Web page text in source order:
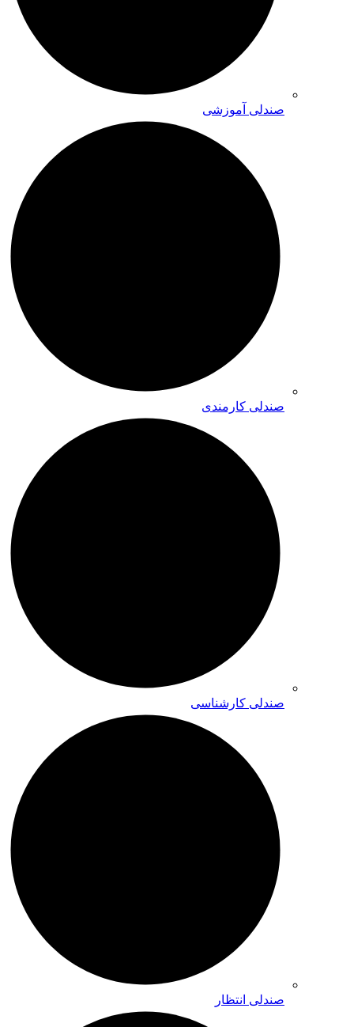
صندلی آموزشی
صندلی کارمندی
صندلی کارشناسی
صندلی انتظار